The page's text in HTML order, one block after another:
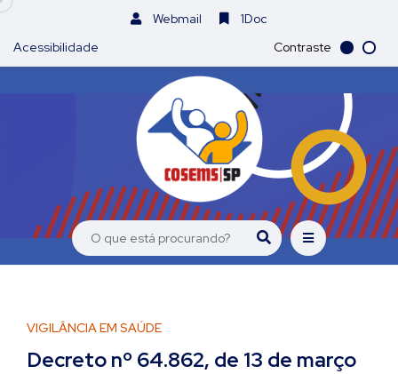
Webmail
1Doc
Acessibilidade
Contraste
VIGILÂNCIA EM SAÚDE
Decreto nº 64.862, de 13 de março